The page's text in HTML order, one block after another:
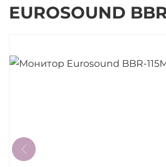
EUROSOUND